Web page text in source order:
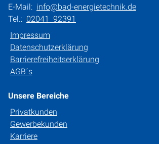
E-Mail: info@bad-energietechnik.de
Tel.: 02041 92391
Impressum
Datenschutzerklärung
Barrierefreiheitserklärung
AGB´s
Unsere Bereiche
Privatkunden
Gewerbekunden
Karriere